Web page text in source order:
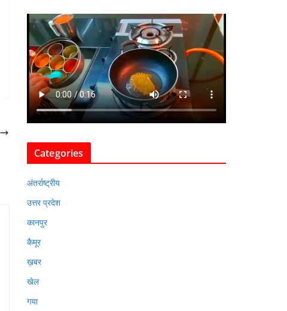
Categories
अंतर्राष्ट्रीय
उत्तर प्रदेश
कानपुर
कैमूर
ख़बर
खेल
गया